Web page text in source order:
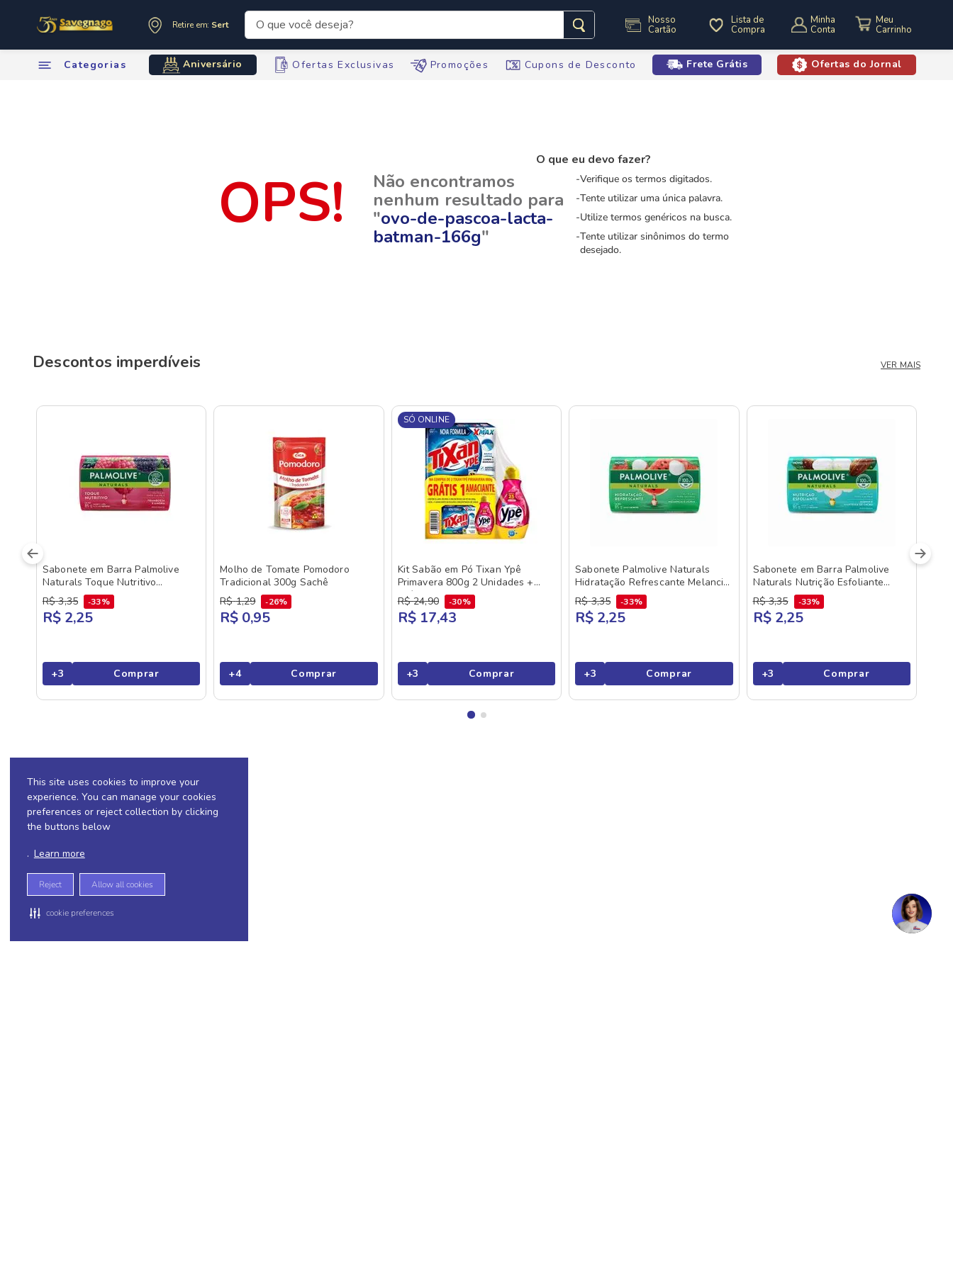
This site uses cookies to improve your
experience. You can manage your cookies
preferences or reject collection by clicking
the buttons below
. Learn more
Reject Allow all cookies
cookie preferences
Retire em: Sertãozinho
O que você deseja? Nosso
Cartão
Lista de
Compra
Minha
Conta
Categorias Aniversário Ofertas Exclusivas Promoções Cupons de Desconto Frete Grátis Ofertas do Jornal
Não encontramos
nenhum resultado para
"ovo-de-pascoa-lacta-
batman-166g"
O que eu devo fazer?
Verifique os termos digitados.
Tente utilizar uma única palavra.
Utilize termos genéricos na busca.
Tente utilizar sinônimos do termo
desejado.
Descontos imperdíveis VER MAIS
Sabonete em Barra Palmolive
Naturals Toque Nutritivo
Framboesa e Amora 85g
R$ 3,35 33%
R$ 2,25
+3 Comprar
Molho de Tomate Pomodoro
Tradicional 300g Sachê
R$ 1,29 26%
R$ 0,95
+4 Comprar
SÓ ONLINE
Kit Sabão em Pó Tixan Ypê
Primavera 800g 2 Unidades +
Grátis Amaciante Concentrado
Ypê 500ml
R$ 24,90 30%
R$ 17,43
+3 Comprar
Sabonete Palmolive Naturals
Hidratação Refrescante Melancia
e Lichia 85g
R$ 3,35 33%
R$ 2,25
+3 Comprar
Sabonete em Barra Palmolive
Naturals Nutrição Esfoliante
Jasmim e Manteiga de Cacau 85g
R$ 3,35 33%
R$ 2,25
+3 Comprar
Termos mais buscados
leite
oleo
º
leite integral